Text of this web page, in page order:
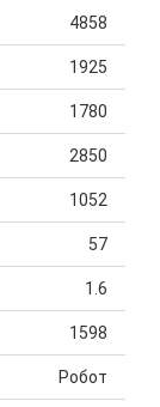
4858
1925
1780
2850
1052
57
1.6
1598
Робот